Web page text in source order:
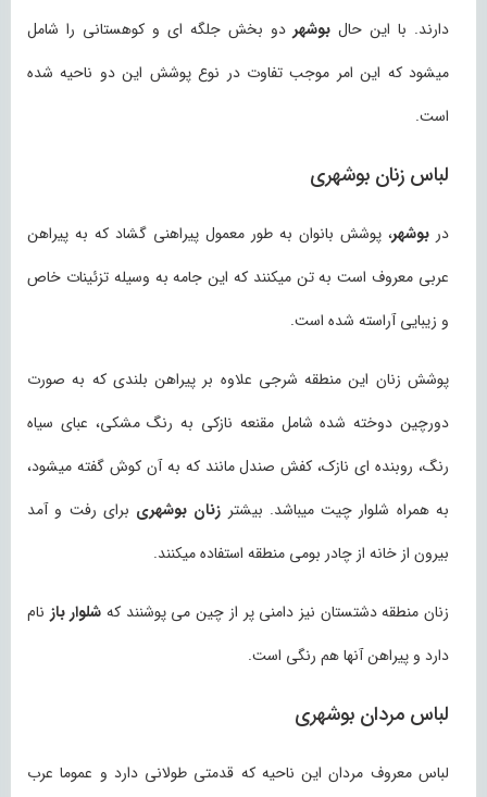
دارند. با این حال بوشهر دو بخش جلگه ای و کوهستانی را شامل
میشود که این امر موجب تفاوت در نوع پوشش این دو ناحیه شده
است.
لباس زنان بوشهری
در بوشهر، پوشش بانوان به طور معمول پیراهنی گشاد که به پیراهن
عربی معروف است به تن میکنند که این جامه به وسیله تزئینات خاص
و زیبایی آراسته شده است.
پوشش زنان این منطقه شرجی علاوه بر پیراهن بلندی که به صورت
دورچین دوخته شده شامل مقنعه نازکی به رنگ مشکی، عبای سیاه
رنگ، روبنده ای نازک، کفش صندل مانند که به آن کوش گفته میشود،
به همراه شلوار چیت میباشد. بیشتر زنان بوشهری برای رفت و آمد
بیرون از خانه از چادر بومی منطقه استفاده میکنند.
زنان منطقه دشتستان نیز دامنی پر از چین می پوشنند که شلوار باز نام
دارد و پیراهن آنها هم رنگی است.
لباس مردان بوشهری
لباس معروف مردان این ناحیه که قدمتی طولانی دارد و عموما عرب